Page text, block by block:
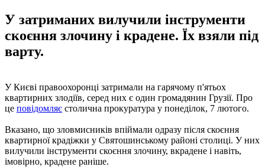
У затриманих вилучили інструменти
скоєння злочину і крадене. Їх взяли під
варту.
У Києві правоохоронці затримали на гарячому п'ятьох
квартирних злодіїв, серед них є один громадянин Грузії. Про
це повідомляє столична прокуратура у понеділок, 7 лютого.
Вказано, що зловмисників впіймали одразу після скоєння
квартирної крадіжки у Святошинському районі столиці. У них
вилучили інструменти скоєння злочину, вкрадене і навіть,
імовірно, крадене раніше.